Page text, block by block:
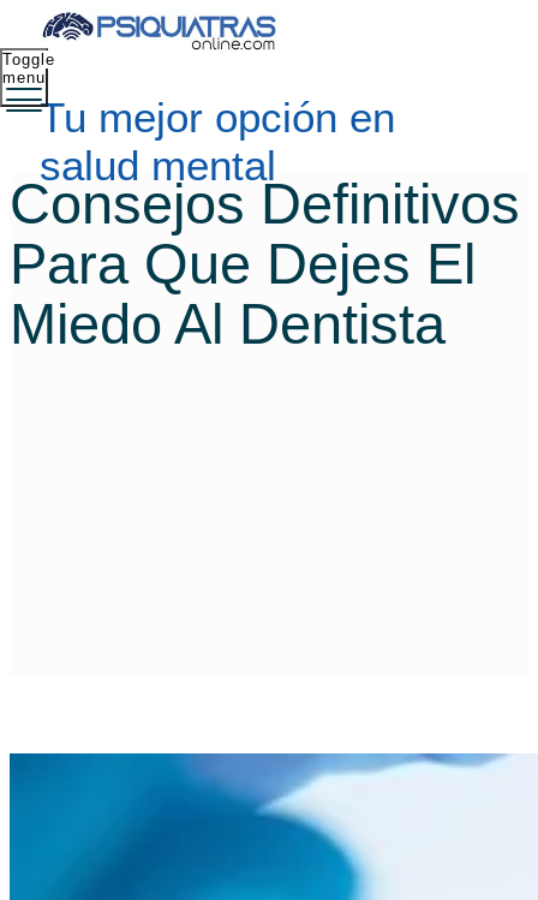
Tu mejor opción en
salud mental
Toggle
menu
Consejos Definitivos
Para Que Dejes El
Miedo Al Dentista